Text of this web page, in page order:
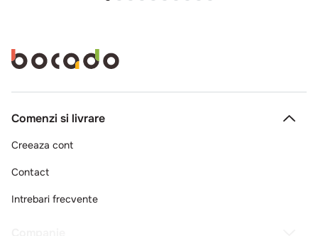
Comenzi si livrare
Creeaza cont
Contact
Intrebari frecvente